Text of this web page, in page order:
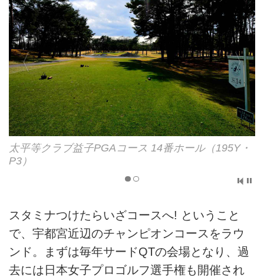
太平等クラブ益子PGAコース 14番ホール（195Y・
P3）
スタミナつけたらいざコースへ! ということ
で、宇都宮近辺のチャンピオンコースをラウ
ンド。まずは毎年サードQTの会場となり、過
去には日本女子プロゴルフ選手権も開催され